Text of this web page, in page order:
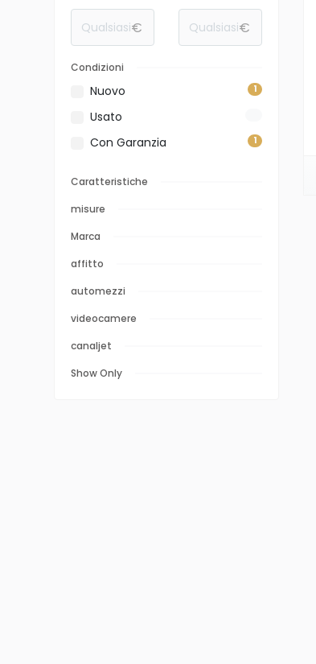
€ €
Condizioni
Nuovo 1
Usato
Con Garanzia 1
Caratteristiche
misure
Marca
affitto
automezzi
videocamere
canaljet
Show Only